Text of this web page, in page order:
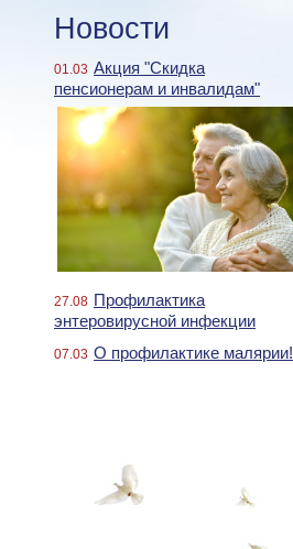
Новости
01.03 Акция "Скидка
пенсионерам и инвалидам"
27.08 Профилактика
энтеровирусной инфекции
07.03 О профилактике малярии!